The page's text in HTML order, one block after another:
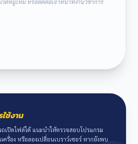
ช้งาน
เปิดไฟล์ได้ แนะนำให้ตรวจสอบโปรแกรม
ครื่อง หรือลองเปลี่ยนเบราว์เซอร์ หากยังพบ